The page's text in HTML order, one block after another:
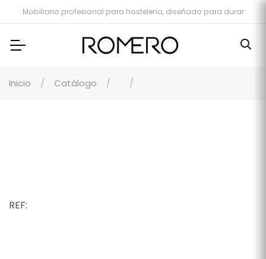
Mobiliario profesional para hostelería, diseñado para durar
Inicio Catálogo
REF: